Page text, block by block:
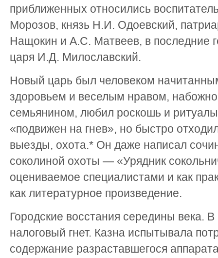
приближенных относились
Морозов, князь Н.И. Одоевский,
Нащокин и А.С. Матвеев, в последние
царя И.Д. Милославский.
Новый царь был человеком
здоровьем и веселым нравом,
семьянином, любил роскошь и
«подвижен на гнев», но быстро
выезды, охота.* Он даже написал
соколиной охоты — «Урядник
оцениваемое специалистами и как
как литературное произведение.
Городские восстания середины века.
налоговый гнет. Казна испытывала
содержание разраставшегося